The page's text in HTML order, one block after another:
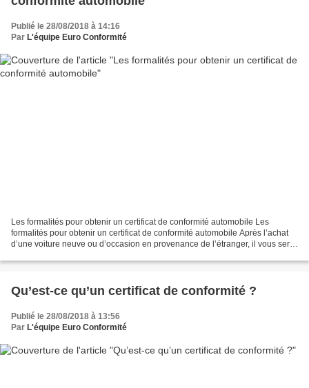
Publié le 28/08/2018 à 14:16
Par L'équipe Euro Conformité
Les formalités pour obtenir un certificat de conformité automobile Les
formalités pour obtenir un certificat de conformité automobile Après l’achat
d’une voiture neuve ou d’occasion en provenance de l’étranger, il vous sera
Qu’est-ce qu’un certificat de conformité ?
Publié le 28/08/2018 à 13:56
Par L'équipe Euro Conformité